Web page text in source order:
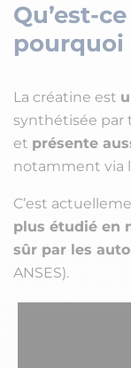
Qu’est-
pourquoi
La créatine est
synthétisée par
et présente
notamment via
C’est
plus étudié en
sûr par les
ANSES).